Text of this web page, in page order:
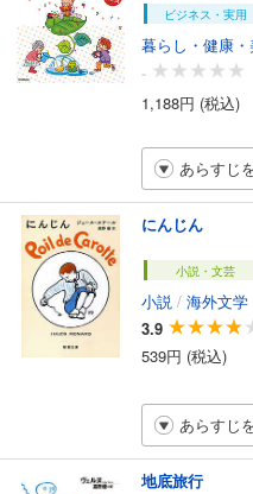
ビジネス・実用
暮らし・健康
-
1,188円 (税込)
あらすじ
にんじん
小説・文芸
小説 / 海外文学
3.9
539円 (税込)
あらすじ
地底旅行